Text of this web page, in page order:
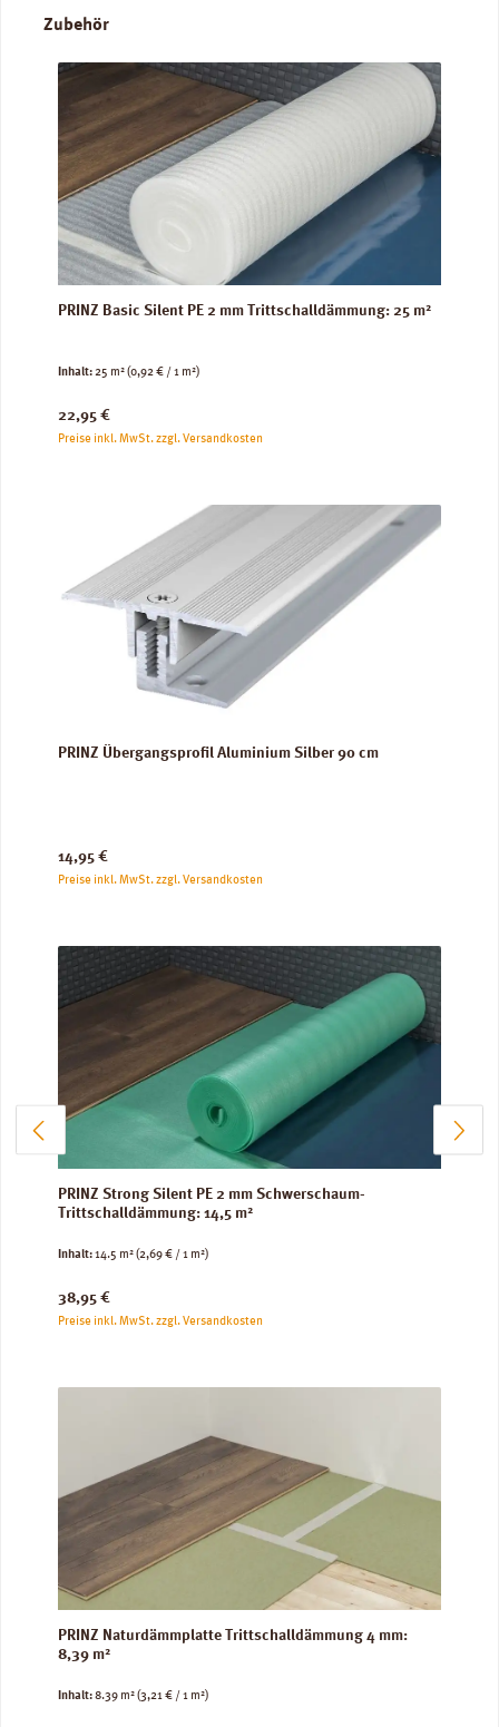
Produktgalerie überspringen
Zubehör
PRINZ Basic Silent PE 2 mm Trittschalldämmung: 25 m²
Inhalt:25 m²(0,92 € / 1 m²)
Regulärer Preis:
22,95 €
Preise inkl. MwSt. zzgl. Versandkosten
PRINZ Übergangsprofil Aluminium Silber 90 cm
Regulärer Preis:
14,95 €
Preise inkl. MwSt. zzgl. Versandkosten
PRINZ Strong Silent PE 2 mm Schwerschaum-
Trittschalldämmung: 14,5 m²
Inhalt:14.5 m²(2,69 € / 1 m²)
Regulärer Preis:
38,95 €
Preise inkl. MwSt. zzgl. Versandkosten
PRINZ Naturdämmplatte Trittschalldämmung 4 mm:
8,39 m²
Inhalt:8.39 m²(3,21 € / 1 m²)